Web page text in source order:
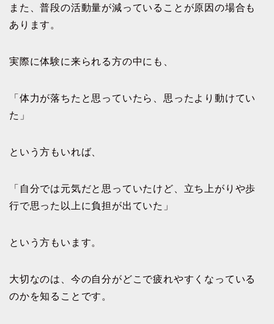
また、普段の活動量が減っていることが原因の場合も
あります。
実際に体験に来られる方の中にも、
「体力が落ちたと思っていたら、思ったより動けてい
た」
という方もいれば、
「自分では元気だと思っていたけど、立ち上がりや歩
行で思った以上に負担が出ていた」
という方もいます。
大切なのは、今の自分がどこで疲れやすくなっている
のかを知ることです。